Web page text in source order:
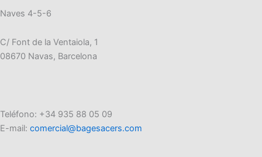
Naves 4-5-6
C/ Font de la Ventaiola, 1
08670 Navas, Barcelona
Teléfono: +34 935 88 05 09
E-mail: comercial@bagesacers.com